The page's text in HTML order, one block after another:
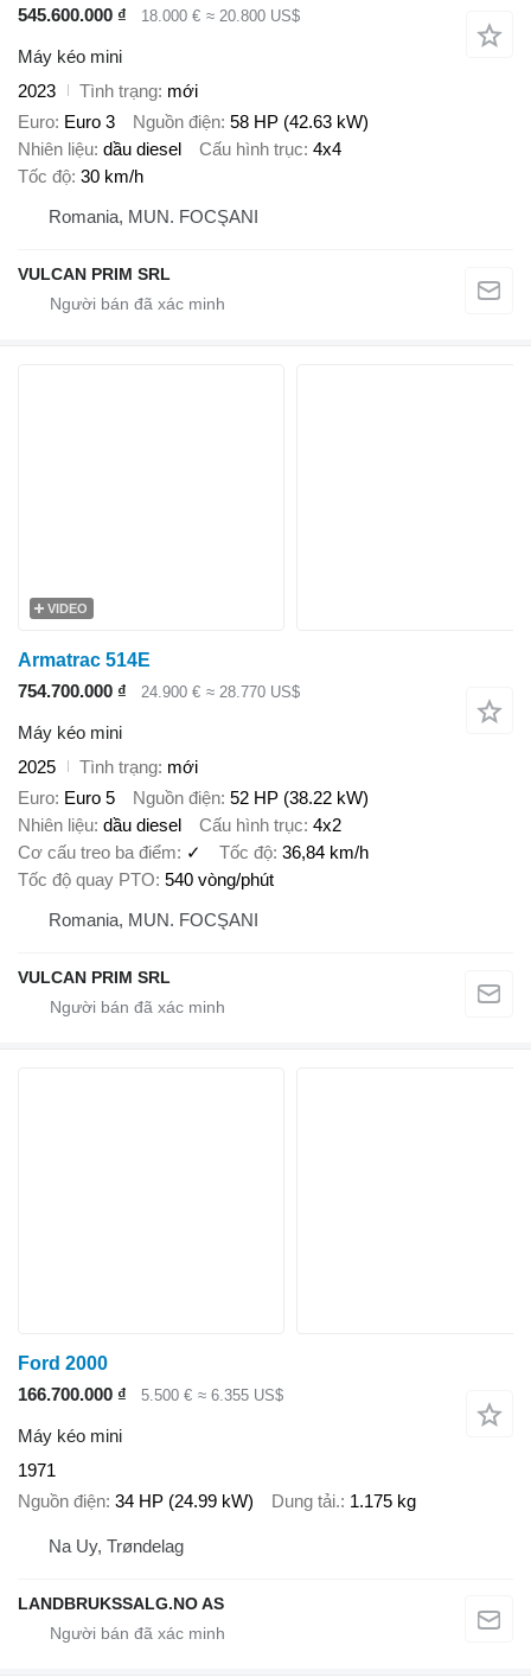
545.600.000 ₫
18.000 € ≈ 20.800 US$
Máy kéo mini
2023
Tình trạng mới
Euro Euro 3 Nguồn điện 58 HP (42.63 kW)
Nhiên liệu dầu diesel Cấu hình trục 4x4
Tốc độ 30 km/h
Romania, MUN. FOCŞANI
VULCAN PRIM SRL
VIDEO
Armatrac 514E
754.700.000 ₫
24.900 € ≈ 28.770 US$
Máy kéo mini
2025
Tình trạng mới
Euro Euro 5 Nguồn điện 52 HP (38.22 kW)
Nhiên liệu dầu diesel Cấu hình trục 4x2
Cơ cấu treo ba điểm
✓ Tốc độ 36,84 km/h
Tốc độ quay PTO 540 vòng/phút
Romania, MUN. FOCŞANI
VULCAN PRIM SRL
Ford 2000
166.700.000 ₫
5.500 € ≈ 6.355 US$
Máy kéo mini
1971
Nguồn điện 34 HP (24.99 kW) Dung tải. 1.175 kg
Na Uy, Trøndelag
LANDBRUKSSALG.NO AS